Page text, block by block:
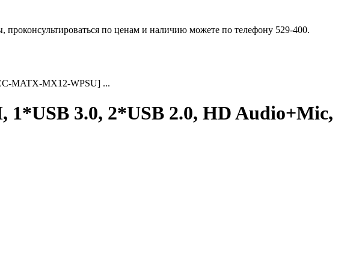
по ценам и наличию можете по телефону 529-400.
MATX-MX12-WPSU] ...
3.0, 2*USB 2.0, HD Audio+Mic,